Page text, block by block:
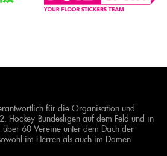
für die Organisation und
Hockey-Bundesligen auf dem Feld und in
über 60 Vereine unter dem Dach der
im Herren als auch im Damen